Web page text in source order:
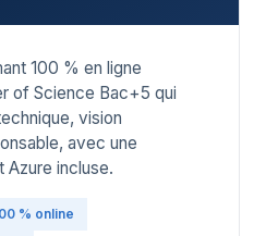
100 % en ligne
of Science Bac+5 qui
vision
avec une
incluse.
% online